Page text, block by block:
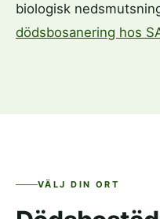
biologisk
dödsbosanering hos
VÄLJ DIN ORT